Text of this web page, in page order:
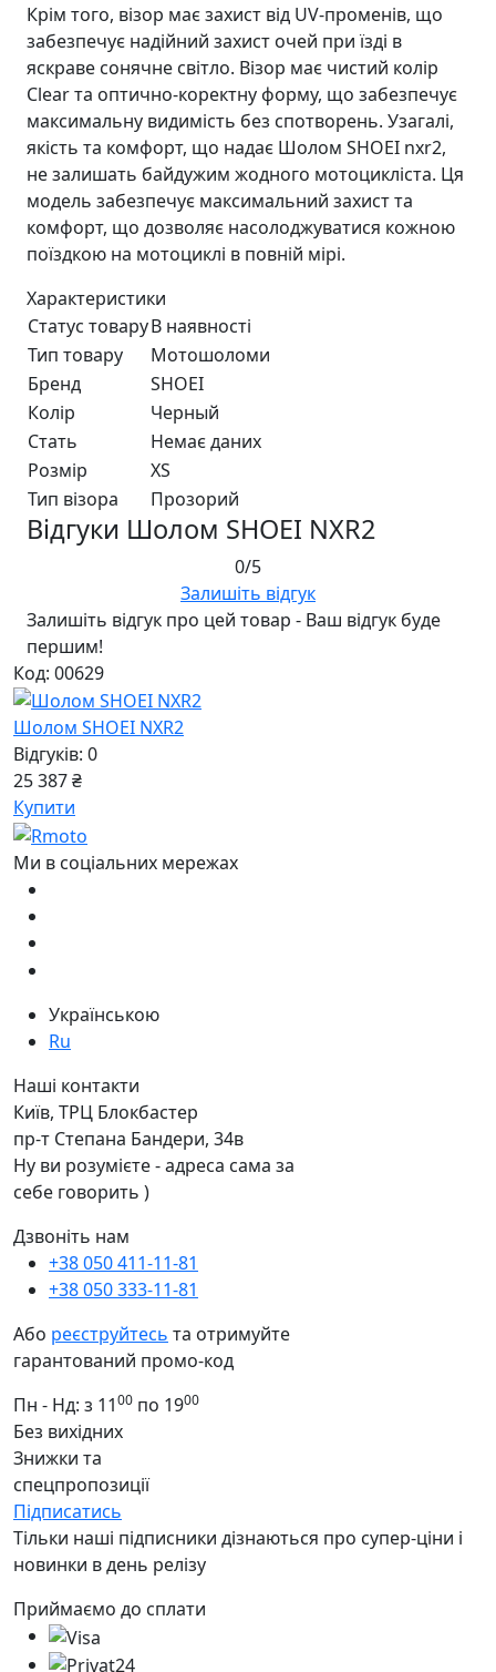
Крім того, візор має захист від UV-променів, що
забезпечує надійний захист очей при їзді в
яскраве сонячне світло. Візор має чистий колір
Clear та оптично-коректну форму, що забезпечує
максимальну видимість без спотворень. Узагалі,
якість та комфорт, що надає Шолом SHOEI nxr2,
не залишать байдужим жодного мотоцикліста. Ця
модель забезпечує максимальний захист та
комфорт, що дозволяє насолоджуватися кожною
поїздкою на мотоциклі в повній мірі.
Характеристики
Статус товаруВ наявності
Тип товару
Мотошоломи
Бренд
SHOEI
Колір
Черный
Стать
Немає даних
Розмір
XS
Тип візора
Прозорий
Відгуки Шолом SHOEI NXR2
0/5
Залишіть відгук
Залишіть відгук про цей товар - Ваш відгук буде
першим!
Код: 00629
Шолом SHOEI NXR2
Відгуків: 0
25 387 ₴
Купити
Ми в соціальних мережах
Українською
Ru
Наші контакти
Київ, ТРЦ Блокбастер
пр-т Степана Бандери, 34в
Ну ви розумієте - адреса сама за
себе говорить )
Дзвоніть нам
+38 050 411-11-81
+38 050 333-11-81
Або реєструйтесь та отримуйте
гарантований промо-код
Пн - Нд: з 1100 по 1900
Без вихідних
Знижки та
спецпропозиції
Підписатись
Тільки наші підписники дізнаються про супер-ціни і
новинки в день релізу
Приймаємо до сплати